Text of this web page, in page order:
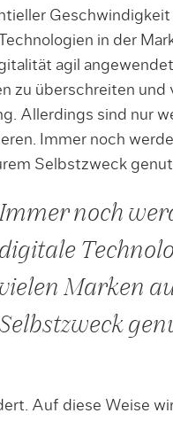
Geschwindigkeit
in der
agil
zu überschreiten und
Allerdings sind nur
Immer noch
Selbstzweck
Immer noch
digitale
vielen Marken
Auf diese Weise